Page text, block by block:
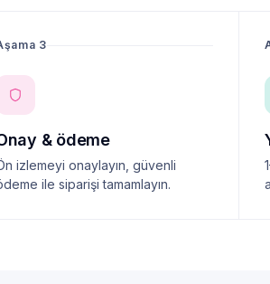
3
& ödeme
izlemeyi onaylayın, güvenli
ile siparişi tamamlayın.